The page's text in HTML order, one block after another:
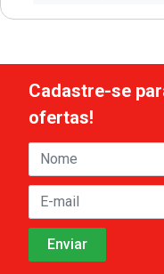
Cadastre-se
ofertas!